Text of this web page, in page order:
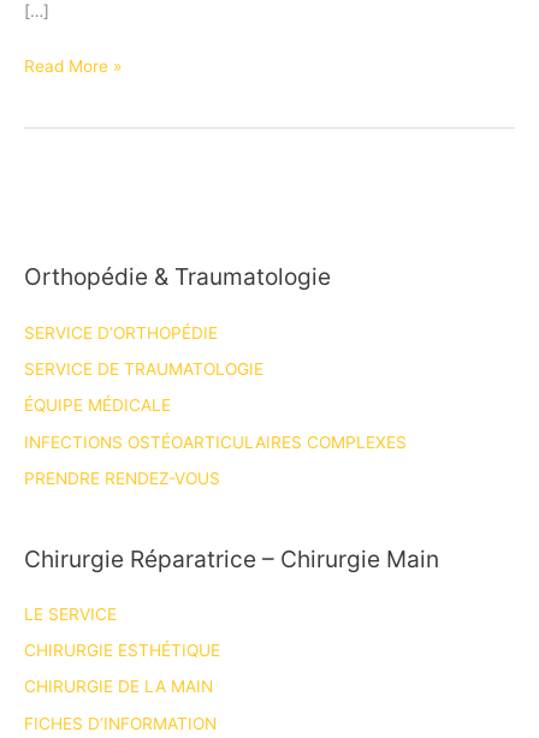
[…]
de
Read More »
Orthopédie & Traumatologie
SERVICE D’ORTHOPÉDIE
SERVICE DE TRAUMATOLOGIE
ÉQUIPE MÉDICALE
INFECTIONS OSTÉOARTICULAIRES COMPLEXES
PRENDRE RENDEZ-VOUS
Chirurgie Réparatrice – Chirurgie Main
LE SERVICE
CHIRURGIE ESTHÉTIQUE
CHIRURGIE DE LA MAIN
FICHES D’INFORMATION